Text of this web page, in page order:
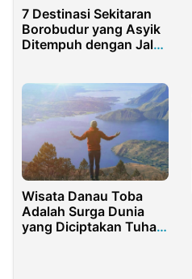
7 Destinasi Sekitaran
Borobudur yang Asyik
Ditempuh dengan Jalan
Wisata Danau Toba
Adalah Surga Dunia
yang Diciptakan Tuhan